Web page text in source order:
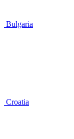
Bulgaria
Croatia